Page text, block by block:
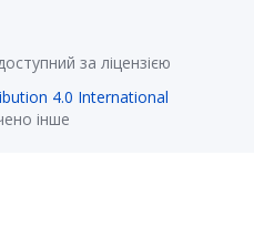
за ліцензією
4.0 International
інше